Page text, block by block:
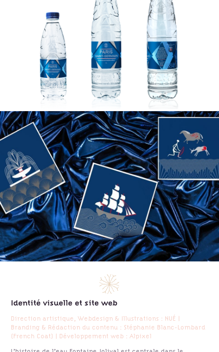
Identité visuelle et site web
Direction artistique, Webdesign & Illustrations : NUÉ |
Branding & Rédaction du contenu : Stéphanie Blanc-Lombard
(French Coat) | Développement web : Alpixel